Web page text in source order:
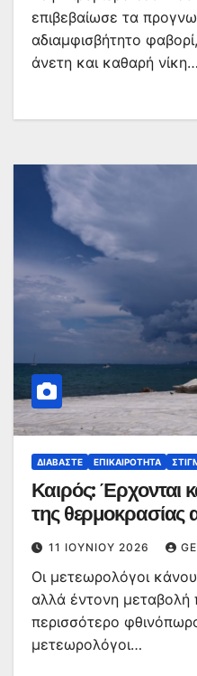
επιβεβαίωσε τα
αδιαμφισβήτητο
άνετη και καθαρή νίκη…
ΔΙΑΒΆΣΤΕ ΕΠΙΚΑΙΡΌΤΗΤΑ
Καιρός: Έρχονται
της
11 ΙΟΥΝΊΟΥ 2026
Οι μετεωρολόγοι
αλλά έντονη μεταβολή
περισσότερο
μετεωρολόγοι…